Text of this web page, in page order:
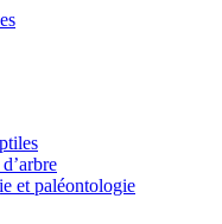
et paléontologie